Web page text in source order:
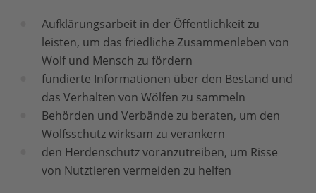
Aufklärungsarbeit in der Öffentlichkeit zu
leisten, um das friedliche Zusammenleben von
Wolf und Mensch zu fördern
fundierte Informationen über den Bestand und
das Verhalten von Wölfen zu sammeln
Behörden und Verbände zu beraten, um den
Wolfsschutz wirksam zu verankern
den Herdenschutz voranzutreiben, um Risse
von Nutztieren vermeiden zu helfen